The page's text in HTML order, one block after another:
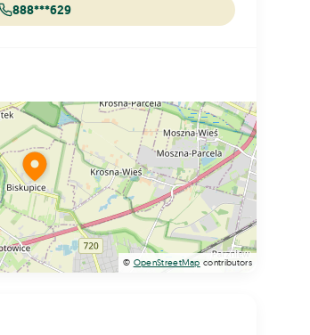
888***629
© OpenStreetMap contributors